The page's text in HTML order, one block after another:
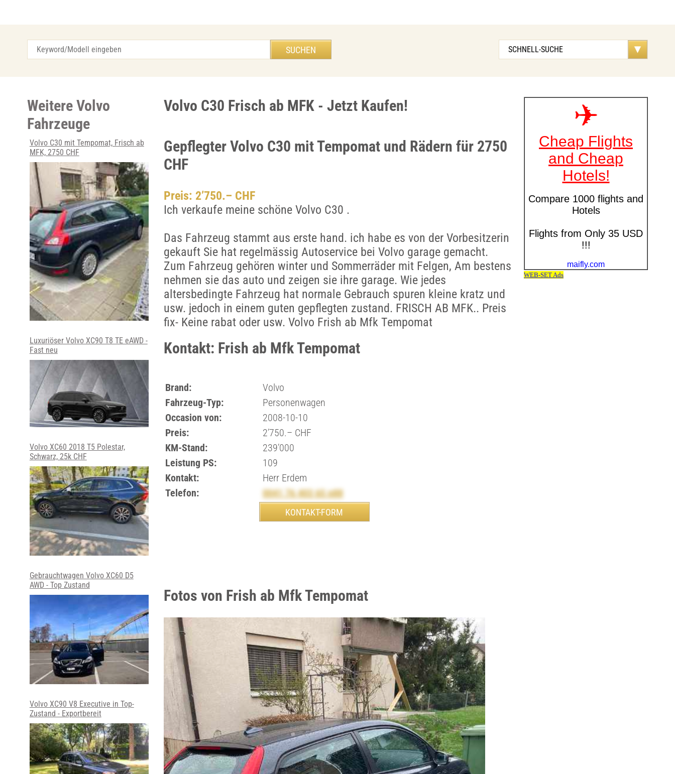
Volvo C30 Frisch ab MFK - Jetzt Kaufen!
Gepflegter Volvo C30 mit Tempomat und Rädern für 2750
CHF
Preis: 2’750.– CHF
Ich verkaufe meine schöne Volvo C30 .
Das Fahrzeug stammt aus erste hand. ich habe es von der Vorbesitzerin
gekauft Sie hat regelmässig Autoservice bei Volvo garage gemacht.
Zum Fahrzeug gehören winter und Sommerräder mit Felgen, Am bestens
nehmen sie das auto und zeigen sie ihre garage. Wie jedes
altersbedingte Fahrzeug hat normale Gebrauch spuren kleine kratz und
usw. jedoch in einem guten gepflegten zustand. FRISCH AB MFK.. Preis
fix- Keine rabat oder usw. Volvo Frish ab Mfk Tempomat
Kontakt: Frish ab Mfk Tempomat
Brand:
Volvo
Fahrzeug-Typ:
Personenwagen
Occasion von:
2008-10-10
Preis:
2’750.– CHF
KM-Stand:
239’000
Leistung PS:
109
Kontakt:
Herr Erdem
Telefon:
0041 76 403 65 n88
Fotos von Frish ab Mfk Tempomat
Weitere Volvo
Fahrzeuge
Volvo C30 mit Tempomat, Frisch ab
MFK, 2750 CHF
Luxuriöser Volvo XC90 T8 TE eAWD -
Fast neu
Volvo XC60 2018 T5 Polestar,
Schwarz, 25k CHF
Gebrauchtwagen Volvo XC60 D5
AWD - Top Zustand
Volvo XC90 V8 Executive in Top-
Zustand - Exportbereit